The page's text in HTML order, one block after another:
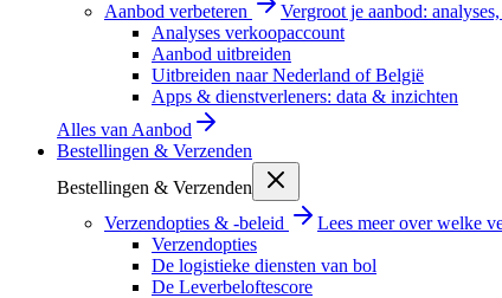
Aanbod verbeteren
Vergroot je aanbod:
Analyses verkoopaccount
Aanbod uitbreiden
Uitbreiden naar Nederland of België
Apps & dienstverleners: data & inzichten
Alles van Aanbod
Bestellingen & Verzenden
Bestellingen & Verzenden
Verzendopties & -beleid
Lees meer over welke
Verzendopties
De logistieke diensten van bol
De Leverbeloftescore